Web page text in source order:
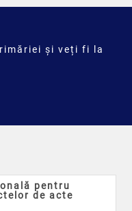
și veți fi la
pentru
de acte